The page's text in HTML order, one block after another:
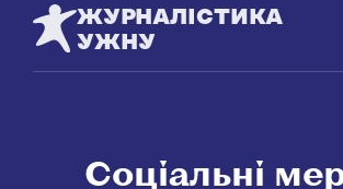
ЖУРНАЛІСТИКА
УЖНУ
Соціальні